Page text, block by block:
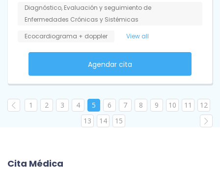
Diagnóstico, Evaluación y seguimiento de
Enfermedades Crónicas y Sistémicas
Ecocardiograma + doppler
View all
Agendar cita
1 2 3 4 5 6 7 8 9 10 11
12
13
14 15
Cita Médica